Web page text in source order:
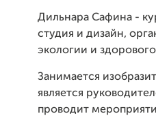
Дильнара Сафина -
студия и дизайн,
экологии и
Занимается
является
проводит